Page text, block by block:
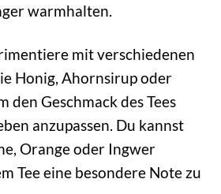
warmhalten.
mit verschiedenen
Honig, Ahornsirup oder
den Geschmack des Tees
anzupassen. Du kannst
Orange oder Ingwer
Tee eine besondere Note zu